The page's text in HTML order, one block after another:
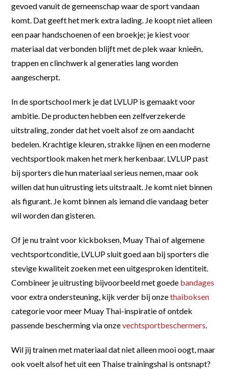
gevoed vanuit de gemeenschap waar de sport vandaan
komt. Dat geeft het merk extra lading. Je koopt niet alleen
een paar handschoenen of een broekje; je kiest voor
materiaal dat verbonden blijft met de plek waar knieën,
trappen en clinchwerk al generaties lang worden
aangescherpt.
In de sportschool merk je dat LVLUP is gemaakt voor
ambitie. De producten hebben een zelfverzekerde
uitstraling, zonder dat het voelt alsof ze om aandacht
bedelen. Krachtige kleuren, strakke lijnen en een moderne
vechtsportlook maken het merk herkenbaar. LVLUP past
bij sporters die hun materiaal serieus nemen, maar ook
willen dat hun uitrusting iets uitstraalt. Je komt niet binnen
als figurant. Je komt binnen als iemand die vandaag beter
wil worden dan gisteren.
Of je nu traint voor kickboksen, Muay Thai of algemene
vechtsportconditie, LVLUP sluit goed aan bij sporters die
stevige kwaliteit zoeken met een uitgesproken identiteit.
Combineer je uitrusting bijvoorbeeld met goede bandages
voor extra ondersteuning, kijk verder bij onzethaiboksen
categorie voor meer Muay Thai-inspiratie of ontdek
passende bescherming via onzevechtsportbeschermers.
Wil jij trainen met materiaal dat niet alleen mooi oogt, maar
ook voelt alsof het uit een Thaise trainingshal is ontsnapt?